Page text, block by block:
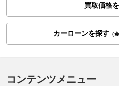
買取価格
カーローンを探す（
コンテンツメニュー